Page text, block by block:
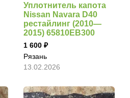
Уплотнитель капота
Nissan Navara D40
рестайлинг (2010—
2015) 65810EB300
1 600
Рязань
13.02.2026